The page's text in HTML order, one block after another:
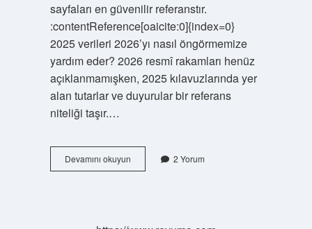
sayfaları en güvenilir referanstır.
:contentReference[oaicite:0]{index=0}
2025 verileri 2026’yı nasıl öngörmemize
yardım eder? 2026 resmî rakamları henüz
açıklanmamışken, 2025 kılavuzlarında yer
alan tutarlar ve duyurular bir referans
niteliği taşır.…
Devamını okuyunÖSYM
sınav
2 Yorum